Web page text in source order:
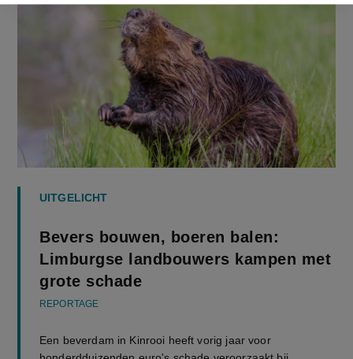
UITGELICHT
Bevers bouwen, boeren balen:
Limburgse landbouwers kampen met
grote schade
REPORTAGE
Een beverdam in Kinrooi heeft vorig jaar voor